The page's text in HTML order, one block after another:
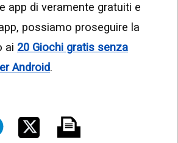
app di veramente gratuiti e
possiamo proseguire la
ai 20 Giochi gratis senza
Android.